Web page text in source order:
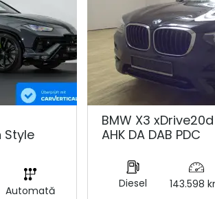
Style
Automată
BMW X3 xDrive20d
AHK DA DAB PDC
Diesel 143.598